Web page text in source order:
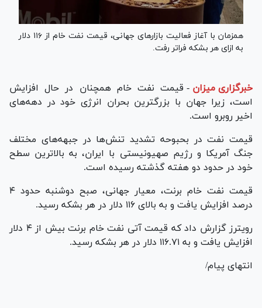
همزمان با آغاز فعالیت بازارهای جهانی، قیمت نفت خام از ۱۱۶ دلار
به ازای هر بشکه فراتر رفت.
خبرگزاری میزان - قیمت نفت خام همچنان در حال افزایش
است، زیرا جهان با بزرگترین بحران انرژی خود در دهه‌های
اخیر روبرو است.
قیمت نفت در بحبوحه تشدید تنش‌ها در جبهه‌های مختلف
جنگ آمریکا و رژیم صهیونیستی با ایران، به بالاترین سطح
خود در حدود دو هفته گذشته رسیده است.
قیمت نفت خام برنت، معیار جهانی، صبح دوشنبه حدود ۴
درصد افزایش یافت و به بالای ۱۱۶ دلار در هر بشکه رسید.
رویترز گزارش داد که قیمت آتی نفت خام برنت بیش از ۴ دلار
افزایش یافت و به ۱۱۶.۷۱ دلار در هر بشکه رسید.
انتهای پیام/